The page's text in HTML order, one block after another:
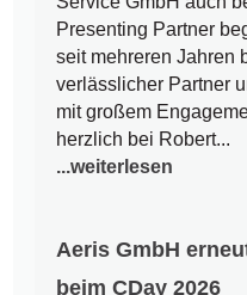
Presenting Partner
seit mehreren Jahren
verlässlicher Partner
mit großem
herzlich bei Robert...
...weiterlesen
Aeris GmbH
beim CDay 2026